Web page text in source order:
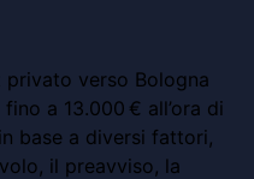
verso Bologna
a 13.000 € all’ora di
base a diversi fattori,
il preavviso, la